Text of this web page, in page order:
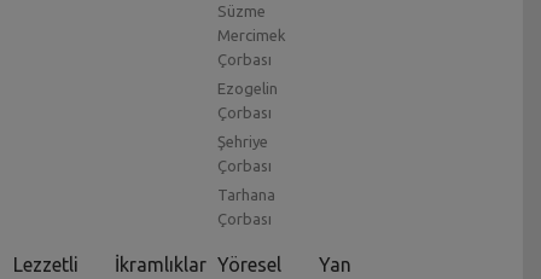
Süzme
Mercimek
Çorbası
Ezogelin
Çorbası
Şehriye
Çorbası
Tarhana
Çorbası
Lezzetli
İkramlıklar Yöresel
Yan